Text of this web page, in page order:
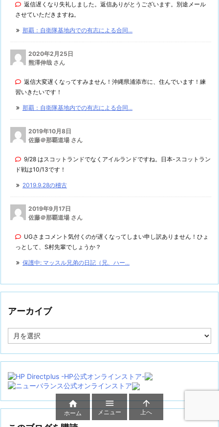
返信遅くなり失礼しました。返信ありがとうございます。別途メール
させていただきますね。
那覇：自衛隊基地内での有志による合同...
2020年2月25日
熊澤伸哉 さん
返信大変遅くなってすみません！沖縄県浦添市に、住んでいます！練
習いきたいです！
那覇：自衛隊基地内での有志による合同...
2019年10月8日
佐藤＠那覇道場 さん
9/28 はスコットランドでなくアイルランドですね。日本-スコットラン
ド戦は10/13です！
2019.9.28の稽古
2019年9月17日
佐藤＠那覇道場 さん
UGさまコメント気付くのが遅くなってしまい申し訳ありません！ひょ
っとして、S村先輩でしょうか？
保護中: マッスル兄弟の日記（兄、ハー...
アーカイブ
ー
イ

ホーム

メニュー

上へ